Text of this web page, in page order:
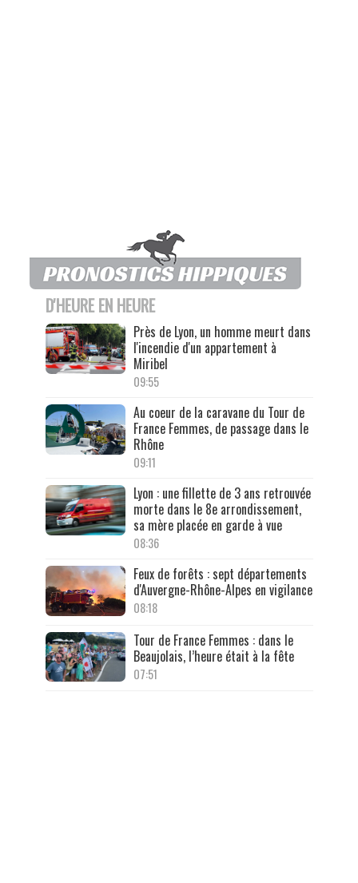
D'HEURE EN HEURE
Près de Lyon, un homme meurt dans
l'incendie d'un appartement à
Miribel
09:55
Au coeur de la caravane du Tour de
France Femmes, de passage dans le
Rhône
09:11
Lyon : une fillette de 3 ans retrouvée
morte dans le 8e arrondissement,
sa mère placée en garde à vue
08:36
Feux de forêts : sept départements
d'Auvergne-Rhône-Alpes en vigilance
08:18
Tour de France Femmes : dans le
Beaujolais, l’heure était à la fête
07:51